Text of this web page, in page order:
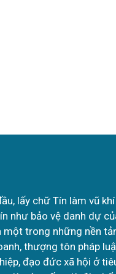
lấy chữ Tín làm vũ khí
như bảo vệ danh dự
một trong những nền
thượng tôn pháp
đạo đức xã hội ở